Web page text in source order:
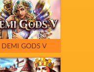
DEMI GODS V